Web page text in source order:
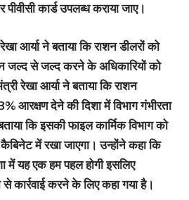
कार्ड उपलब्ध कराया जाए।
आर्या ने बताया कि राशन डीलरों को
जल्द से जल्द करने के अधिकारियों को
रेखा आर्या ने बताया कि राशन
आरक्षण देने की दिशा में विभाग गंभीरता
कि इसकी फाइल कार्मिक विभाग को
में रखा जाएगा। उन्होंने कहा कि
में यह एक हम पहल होगी इसलिए
कार्रवाई करने के लिए कहा गया है।